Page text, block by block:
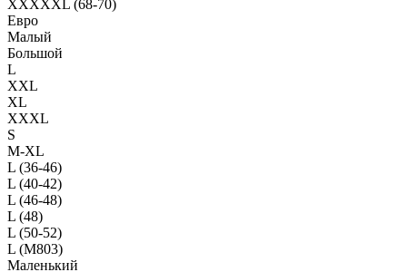
XXXXXL (68-70)
Евро
Малый
Большой
L
XXL
XL
XXXL
S
M-XL
L (36-46)
L (40-42)
L (46-48)
L (48)
L (50-52)
L (M803)
Маленький